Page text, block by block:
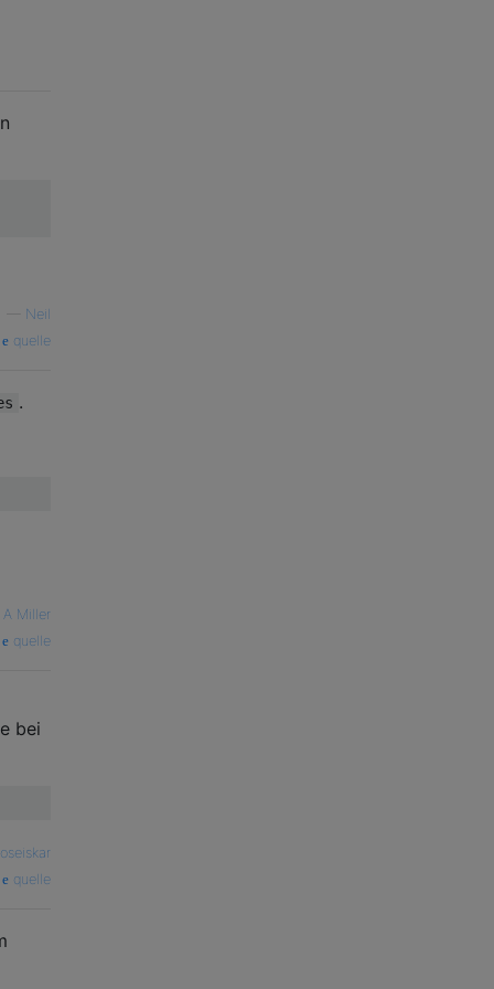
Neil
quelle
.
A Miller
quelle
bei
oseiskar
quelle